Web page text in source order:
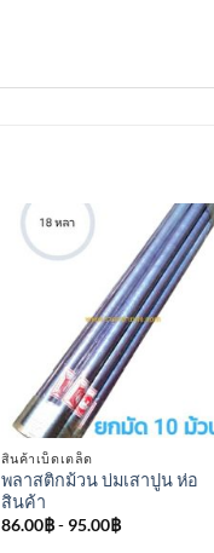
เพิ่มเข้า
ใน
รายการ
สินค้าเบ็ดเตล็ด
พลาสติกม้วน บ่มเสาปูน ห่อ
สินค้า
86.00฿- 95.00฿